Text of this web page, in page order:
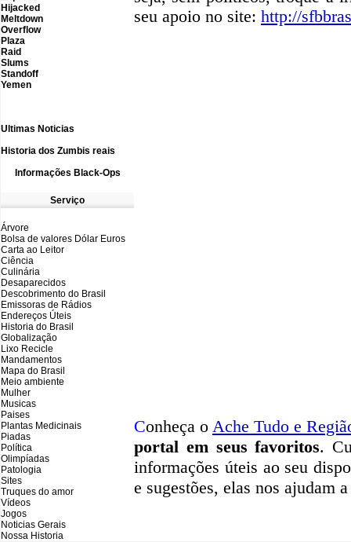
Hijacked
Meltdown
Overflow
Plaza
Raid
Slums
Standoff
Yemen
Ultimas Noticias
Historia dos Zumbis reais
Informações B lack-Ops
Serviço
Árvore
Bolsa de valores Dólar Euros
Carta ao Leitor
Ciência
Culinária
Desaparecidos
Descobrimento do Brasil
Emissoras de Rádios
Endereços Úteis
Historia do Brasil
Globalização
Lixo Recicle
Mandamentos
Mapa do Brasil
Meio ambiente
Mulher
Musicas
Paises
Plantas Medicinais
Piadas
Política
Olimpíadas
Patologia
Sites
Truques do amor
Vídeos
Jogos
Noticias Gerais
Nossa Historia
seu apoio no site: http://
Conheça o Ache Tudo e
portal em seus favoritos.
informações úteis ao seu
e sugestões, elas nos ajudam